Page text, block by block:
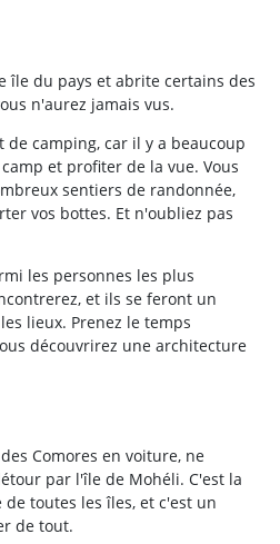
île du pays et abrite certains des
n'aurez jamais vus.
camping, car il y a beaucoup
et profiter de la vue. Vous
sentiers de randonnée,
vos bottes. Et n'oubliez pas
les personnes les plus
et ils se feront un
lieux. Prenez le temps
découvrirez une architecture
Comores en voiture, ne
par l'île de Mohéli. C'est la
toutes les îles, et c'est un
de tout.